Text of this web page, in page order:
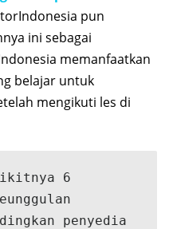
pun
ini sebagai
memanfaatkan
belajar untuk
mengikuti les di
6
penyedia